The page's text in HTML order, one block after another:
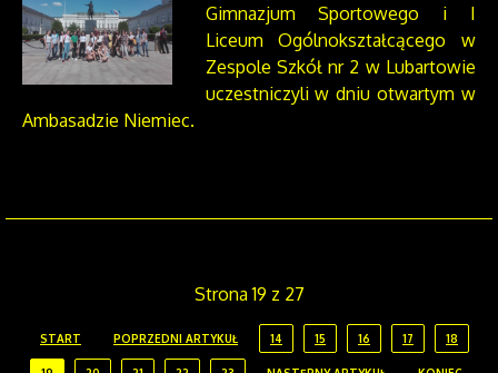
Gimnazjum Sportowego i I
Liceum Ogólnokształcącego w
Zespole Szkół nr 2 w Lubartowie
uczestniczyli w dniu otwartym w
Ambasadzie Niemiec.
Strona 19 z 27
START POPRZEDNI ARTYKUŁ 14 15 16 17 18